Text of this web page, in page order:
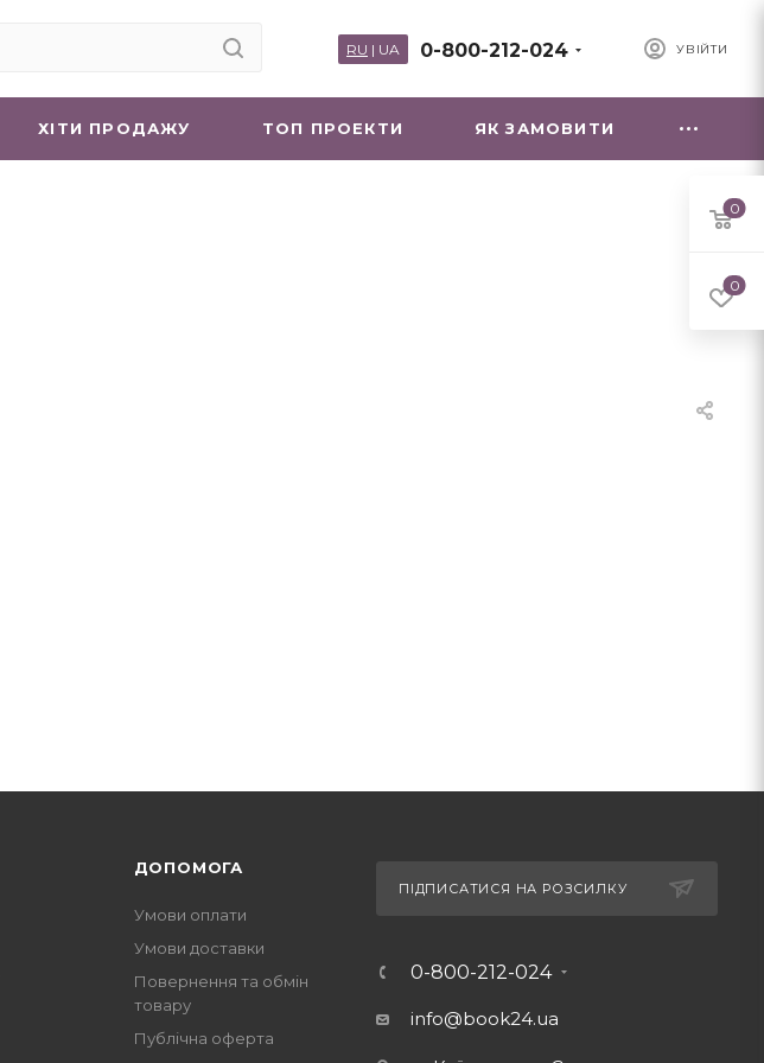
УВІЙТИ
0-800-212-024
RU | UA
ХIТИ ПРОДАЖУ ТОП ПРОЕКТИ ЯК ЗАМОВИТИ
ДОПОМОГА
Умови оплати
Умови доставки
Повернення та обмін
товару
Публічна оферта
ПІДПИСАТИСЯ НА РОЗСИЛКУ
0-800-212-024
info@book24.ua
0
0